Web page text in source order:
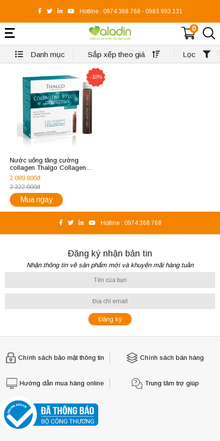
Hotline : 0974.368.768 - 0983.993.131
0
Danh mục Sắp xếp theo giá Lọc
-10%
Nước uống tăng cường
collagen Thalgo Collagen
10000mg
2.089.800đ
2.322.000đ
Mua ngay
Hotline : 0974.368.768
Đăng ký nhận bản tin
Nhận thông tin về sản phẩm mới và khuyến mãi hàng tuần
Chính sách bảo mật thông tin Chính sách bán hàng
Hướng dẫn mua hàng online Trung tâm trợ giúp